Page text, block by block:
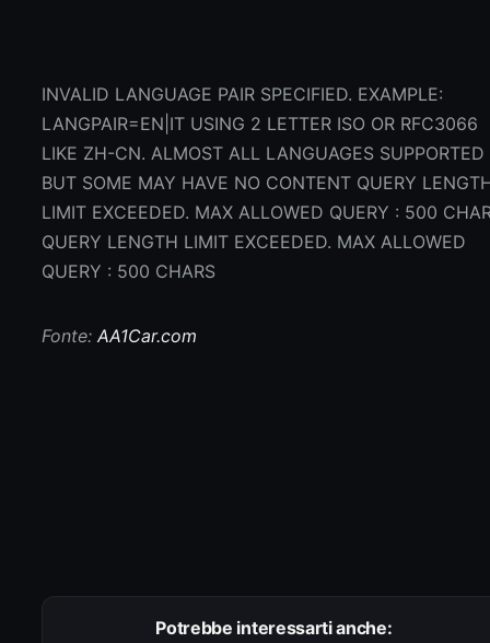
INVALID LANGUAGE PAIR SPECIFIED. EXAMPLE:
LANGPAIR=EN|IT USING 2 LETTER ISO OR RFC3066
LIKE ZH-CN. ALMOST ALL LANGUAGES SUPPORTED
BUT SOME MAY HAVE NO CONTENT QUERY
LIMIT EXCEEDED. MAX ALLOWED QUERY : 500
QUERY LENGTH LIMIT EXCEEDED. MAX ALLOWED
QUERY : 500 CHARS
Fonte:AA1Car.com
Potrebbe interessarti anche: